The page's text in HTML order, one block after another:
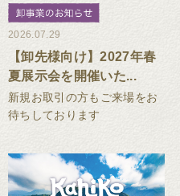
2026.07.29
【卸先様向け】2027年春
夏展示会を開催いた...
新規お取引の方もご来場をお
待ちしております